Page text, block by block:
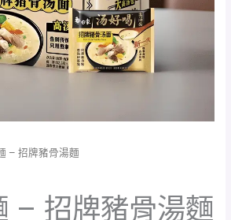
– 招牌豬骨湯麵
– 招牌豬骨湯麵